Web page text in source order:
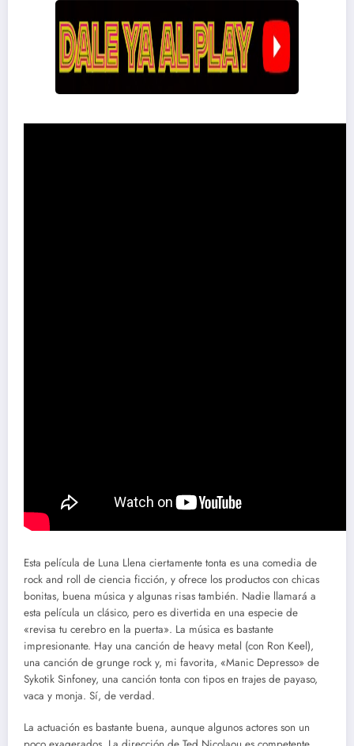
Esta película de Luna Llena ciertamente tonta es una comedia de
rock and roll de ciencia ficción, y ofrece los productos con chicas
bonitas, buena música y algunas risas también. Nadie llamará a
esta película un clásico, pero es divertida en una especie de
«revisa tu cerebro en la puerta». La música es bastante
impresionante. Hay una canción de heavy metal (con Ron Keel),
una canción de grunge rock y, mi favorita, «Manic Depresso» de
Sykotik Sinfoney, una canción tonta con tipos en trajes de payaso,
vaca y monja. Sí, de verdad.
La actuación es bastante buena, aunque algunos actores son un